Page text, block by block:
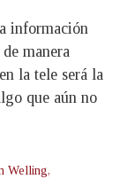
información
manera
la tele será la
que aún no
Welling,